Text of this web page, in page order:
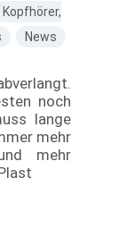
Kopfhörer,
News
noch
lange
mehr
mehr